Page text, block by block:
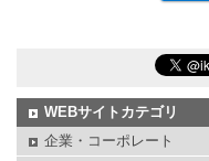
WEBサイトカテゴリ
企業・コーポレート